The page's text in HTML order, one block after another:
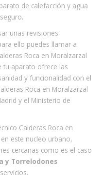
de calefacción y agua
unas revisiones
ello puedes llamar a
Roca en Moralzarzal
tu aparato ofrece las
y funcionalidad con el
Roca en Moralzarzal
y el Ministerio de
Calderas Roca en
este nucleo urbano,
cercanas como es el caso
y Torrelodones